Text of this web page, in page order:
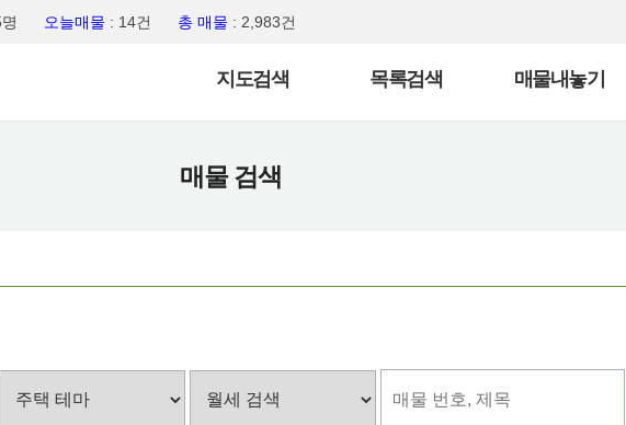
오늘매물 : 14건 총 매물 : 2,983건
지도검색 목록검색 매물내놓기
매물 검색